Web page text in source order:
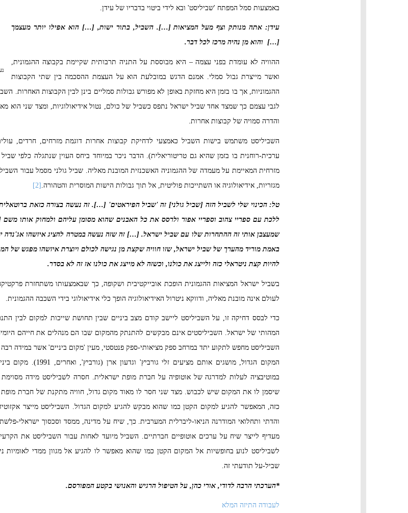
באמצעות סמל המפתח 'שביליסט' ובא לידי ביטוי בדבריו של עידן.
עידן: אתה מנותק וצף מעל המציאות […]. השביל, בתור ישות, […] הוא אפילו יותר מעצמך
[…] והוא מן נהיה מרכז לכל דבר.
ההוויה לא עומדת בפני עצמה – היא מבוססת על התניה תרבותית שקיימת בקבוצה ההגמונית,
ואשר מייצרת גבול סמלי. אמנם הדגש במובלעת הוא על העצמת ההסכמה בין שתי הקבוצות
ההגמוניות, אך בו בזמן היא מחזקת באופן לא מפורש גבולות סמליים בינן לבין הקבוצות האחרות.
לגבי עצמם כך שמצד אחד שביל ישראל נתפס כשביל של כולם, נטול אידיאולוגיות, ומצד שני הוא
והדרה סמויה של קבוצות אחרות.
השביליסט משתמש בישות השביל כאמצעי לדחיקת קבוצות אחרות דוגמת מזרחים, חרדים,
ערכית-רוחנית בו בזמן שהיא גם טריטוריאלית). הדבר ניכר במיוחד ביחס העוין שנתגלה כלפי
מזרחית המאיימת על מעמדה של ההגמוניה האשכנזית המובנת מאליה. שביל גולני מסמל עבור
מגזריות, אידיאולוגיה או השתייכות פוליטית, אל תוך גבולות הישות המוסרית והטהורה. [2]
טל: הכינוי שלי לשביל הזה [שביל גולני] זה 'שביל הפיראטים' […]. זה נעשה בצורה כזאת
ללכת עם ספריי צהוב וספריי אפור ולרסס את כל האבנים שהוא מסומן עליהם ולמחוק אותו
שמעצבן אותי זה ההתחרות שלו עם שביל ישראל. […] זה שזה נעשה במטרה להציג איזשהו אג'נדה
באמת מוריד מהערך של שביל ישראל, שזו חוויה שקצת מן נגישה לכולם ויוצרת איזשהו מפגש של
להיות קצת ניטראלי כזה ולייצג את כולנו, וכשזה לא מייצג את כולנו אז זה לא בסדר.
בשביל ישראל המציאות ההגמונית הופכת אובייקטיבית ושקופה, כך שבאמצעותו משתחזרת
לעולם אינה מובנת מאליה, ודווקא ניטרול האידיאולוגיה הופך כלי אידיאולוגי בידי השכבה ההגמונית.
כדי לבסס דחיקה זו, על השביליסט ליישב קודם מצב ביניים שבין תחושת שייכות למקום לבין
המהותי של ישראל. השביליסטים אינם מבקשים להתנתק מהמקום שבו הם מנהלים את חייהם
השביליסט מחפש לתקוע יתד במרחב ספק מציאותי-ספק פנטסטי, מעין 'מקום ביניים' אשר במידה
המקום הגדול, מושגים
במוטיבציה לעלות למדרגה של אוטופיה על חברת מופת ישראלית. חסרה לשביליסט מידה
שיסמן לו את המקום שיש לכבוש. מצד שני חסר לו מאוד מקום גדול, חוויה מתקנת של חברת
כזה, המאפשר להגיע למקום הקטן כמו שהוא מבקש להגיע למקום הגדול. השביליסט מייצר
והדתי ותחלואי המודרנה הניאו-ליברלית המערבית. כך, שיח על מדינה, ממסד וסכסוך ישראלי-
מעדיף לייצר שיח על ערכים אוטופיים חברתיים. השביל מיועד לאחות עבור השביליסט את
לשביליסט לנוע בחופשיות אל המקום הקטן כמו שהוא מאפשר לו להגיע אל מגוון ממדי לאומיות
שביל-על תודעתי זה.
*הערכתי הרבה לדודי, אורי כהן, על הטיפול הרגיש והאנושי בקטע המפורסם.
לעבודה התיזה המלא